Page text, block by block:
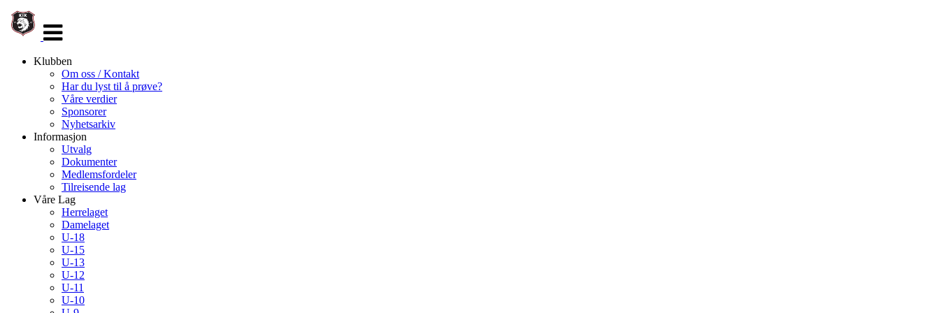
navigasjon
Klubben
Om oss / Kontakt
Har du lyst til å prøve?
Våre verdier
Sponsorer
Nyhetsarkiv
Informasjon
Utvalg
Dokumenter
Medlemsfordeler
Tilreisende lag
Våre Lag
Herrelaget
Damelaget
U-18
U-15
U-13
U-12
U-11
U-10